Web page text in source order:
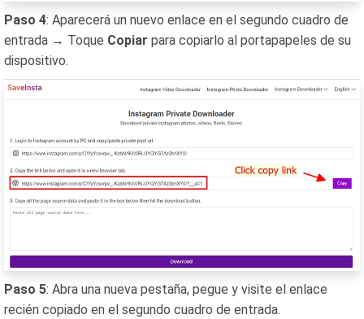
Paso 4: Aparecerá un nuevo enlace en el segundo cuadro de
entrada → Toque Copiar para copiarlo al portapapeles de su
dispositivo.
Paso 5: Abra una nueva pestaña, pegue y visite el enlace
recién copiado en el segundo cuadro de entrada.